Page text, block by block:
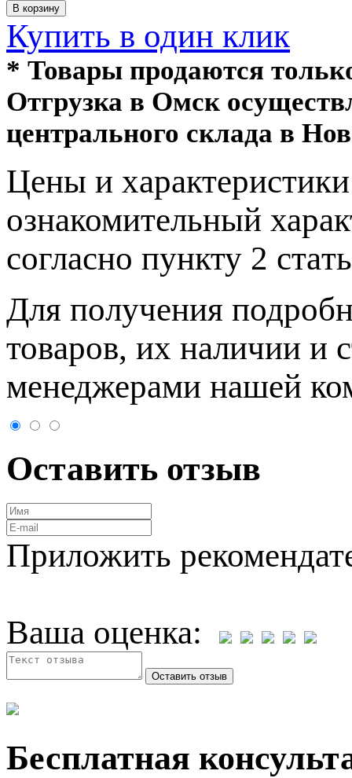
Купить в один клик
* Товары продаются
Отгрузка в Омск
центрального склада в
Цeны и
ознакомительный
согласно пункту 2
Для пoлучения
товaров, их нaличии и
менеджерами нашей
Оставить отзыв
Приложить
Ваша оценка:
Бесплатная